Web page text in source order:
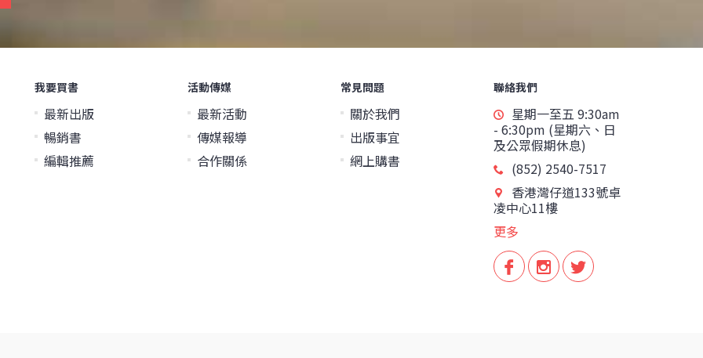
我要買書
最新出版
暢銷書
編輯推薦
活動傳媒
最新活動
傳媒報導
合作關係
常見問題
關於我們
出版事宜
網上購書
聯絡我們
星期一至五 9:30am
- 6:30pm (星期六、日
及公眾假期休息)
(852) 2540-7517
香港灣仔道133號卓
凌中心11樓
更多